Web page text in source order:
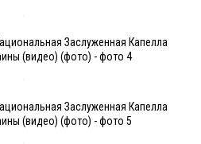
Заслуженная Капелла
(видео) (фото) - фото 4
Заслуженная Капелла
(видео) (фото) - фото 5